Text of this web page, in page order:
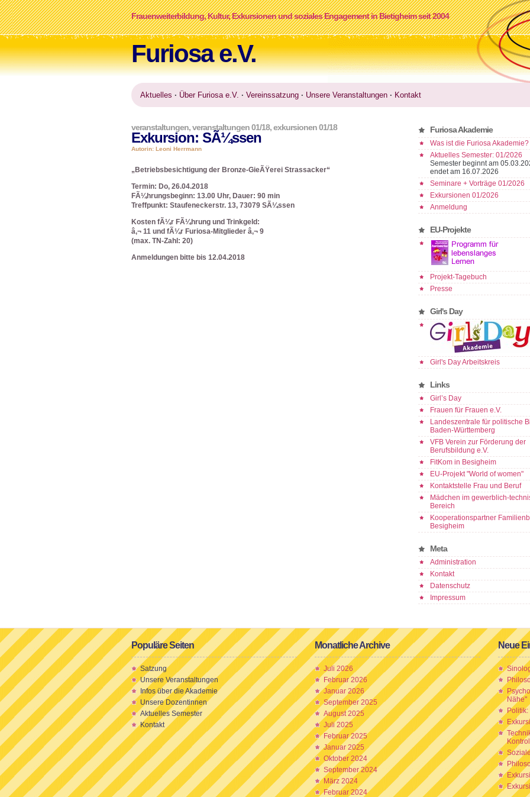
Furiosa e.V.
Frauenweiterbildung, Kultur, Exkursionen und soziales Engagement in Bietigheim seit 2004
Aktuelles · Über Furiosa e.V. · Vereinssatzung · Unsere Veranstaltungen · Kontakt
Exkursion: SÃ¼ssen
veranstaltungen,veranstaltungen 01/18,exkursionen 01/18
Autorin: Leoni Herrmann
„Betriebsbesichtigung der Bronze-GieÃŸerei Strassacker“
Termin: Do, 26.04.2018
FÃ¼hrungsbeginn: 13.00 Uhr, Dauer: 90 min
Treffpunkt: Staufeneckerstr. 13, 73079 SÃ¼ssen
Kosten fÃ¼r FÃ¼hrung und Trinkgeld:
â‚¬ 11 und fÃ¼r Furiosa-Mitglieder â‚¬ 9
(max. TN-Zahl: 20)
Anmeldungen bitte bis 12.04.2018
Furiosa Akademie
Was ist die Furiosa Akademie?
Aktuelles Semester: 01/2026
Semester beginnt am
endet am 16.07.2026
Seminare + Vorträge 01/2026
Exkursionen 01/2026
Anmeldung
EU-Projekte
Projekt-Tagebuch
Presse
Girl's Day
Girl's Day Arbeitskreis
Links
Girl’s Day
Frauen für Frauen e.V.
Landeszentrale für politische
Baden-Württemberg
VFB Verein zur Förderung der
Berufsbildung e.V.
FitKom in Besigheim
EU-Projekt "World of women"
Kontaktstelle Frau und Beruf
Mädchen im gewerblich-
Bereich
Kooperationspartner
Besigheim
Meta
Administration
Kontakt
Datenschutz
Impressum
Populäre Seiten
Satzung
Unsere Veranstaltungen
Infos über die Akademie
Unsere Dozentinnen
Aktuelles Semester
Kontakt
Monatliche Archive
Juli 2026
Februar 2026
Januar 2026
September 2025
August 2025
Juli 2025
Februar 2025
Januar 2025
Oktober 2024
September 2024
März 2024
Februar 2024
Neue
Nähe"
Politik: